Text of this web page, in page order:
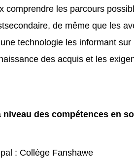
comprendre les parcours
de même que les
technologie les informant sur
des acquis et les
niveau des compétences en
: Collège Fanshawe